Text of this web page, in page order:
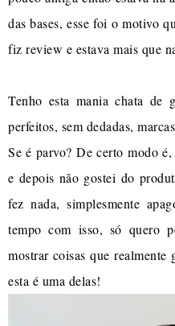
das bases, esse foi o motivo
fiz review e estava mais que
Tenho esta mania chata de
perfeitos, sem dedadas,
Se é parvo? De certo modo
e depois não gostei do
fez nada, simplesmente
tempo com isso, só quero
mostrar coisas que
esta é uma delas!